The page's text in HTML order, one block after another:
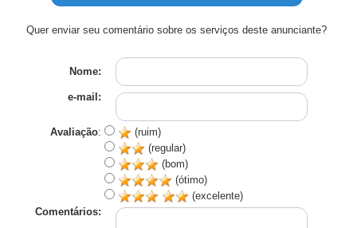
Quer enviar seu comentário sobre os serviços deste anunciante?
Nome:
e-mail:
Avaliação:
(ruim)
(regular)
(bom)
(ótimo)
(excelente)
Comentários: